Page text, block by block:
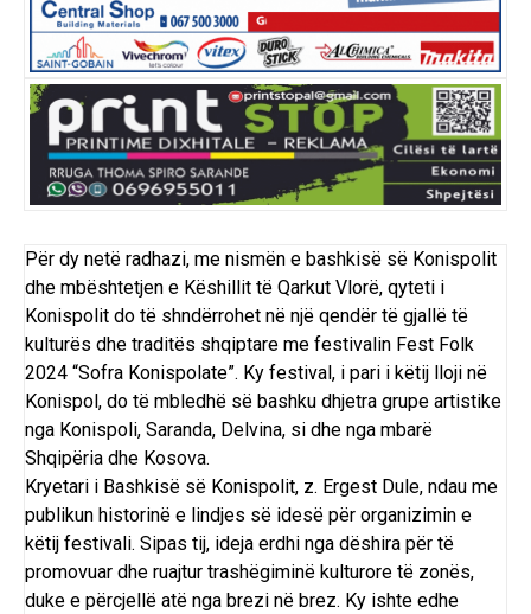
Për dy netë radhazi, me nismën e bashkisë së Konispolit
dhe mbështetjen e Këshillit të Qarkut Vlorë, qyteti i
Konispolit do të shndërrohet në një qendër të gjallë të
kulturës dhe traditës shqiptare me festivalin Fest Folk
2024 “Sofra Konispolate”. Ky festival, i pari i këtij lloji në
Konispol, do të mbledhë së bashku dhjetra grupe artistike
nga Konispoli, Saranda, Delvina, si dhe nga mbarë
Shqipëria dhe Kosova.
Kryetari i Bashkisë së Konispolit, z. Ergest Dule, ndau me
publikun historinë e lindjes së idesë për organizimin e
këtij festivali. Sipas tij, ideja erdhi nga dëshira për të
promovuar dhe ruajtur trashëgiminë kulturore të zonës,
duke e përcjellë atë nga brezi në brez. Ky ishte edhe